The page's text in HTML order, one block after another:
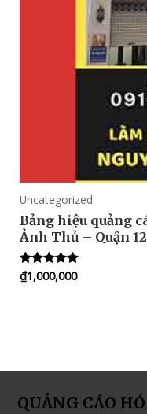
Uncategorized
Bảng hiệu quảng
Ảnh Thủ – Quận 12
Rated
5.00
₫1,000,000
QUẢNG CÁO